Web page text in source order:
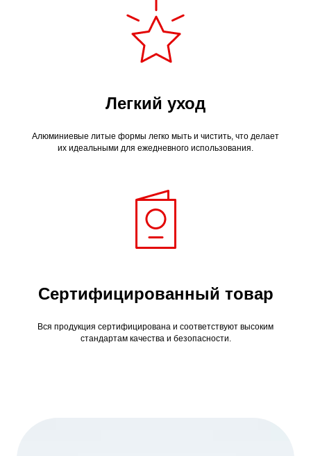
Легкий уход
Алюминиевые литые формы легко мыть и чистить, что делает
их идеальными для ежедневного использования.
Сертифицированный товар
Вся продукция сертифицирована и соответствуют высоким
стандартам качества и безопасности.